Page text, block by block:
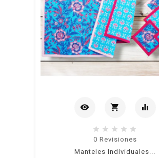
visibility shopping_cart
Añadir
equalizer
0 Revisiones
Manteles Individuales...